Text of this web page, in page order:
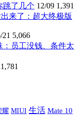
跳了几个 12/09 1,391
来了：超大终极版
21 5,066
员工没钱、条件太
1,781
耀 MIUI 生活 Mate 10